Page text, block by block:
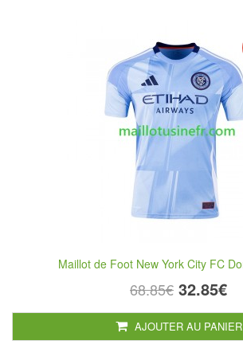
Maillot de Foot New York City FC
68.85€ 32.85€
AJOUTER AU PANIER